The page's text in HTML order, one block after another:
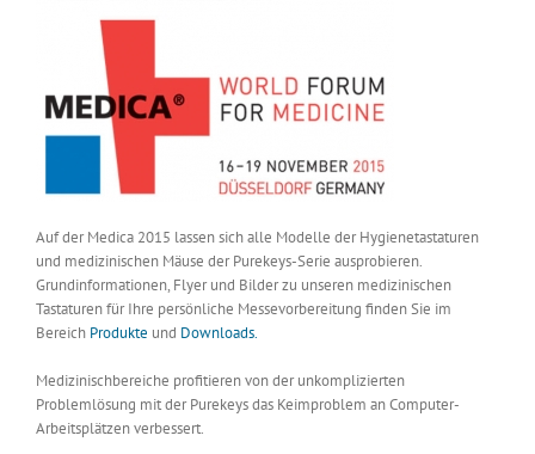
Auf der Medica 2015 lassen sich alle Modelle der Hygienetastaturen
und medizinischen Mäuse der Purekeys-Serie ausprobieren.
Grundinformationen, Flyer und Bilder zu unseren medizinischen
Tastaturen für Ihre persönliche Messevorbereitung finden Sie im
Bereich Produkte und Downloads.
Medizinischbereiche profitieren von der unkomplizierten
Problemlösung mit der Purekeys das Keimproblem an Computer-
Arbeitsplätzen verbessert.